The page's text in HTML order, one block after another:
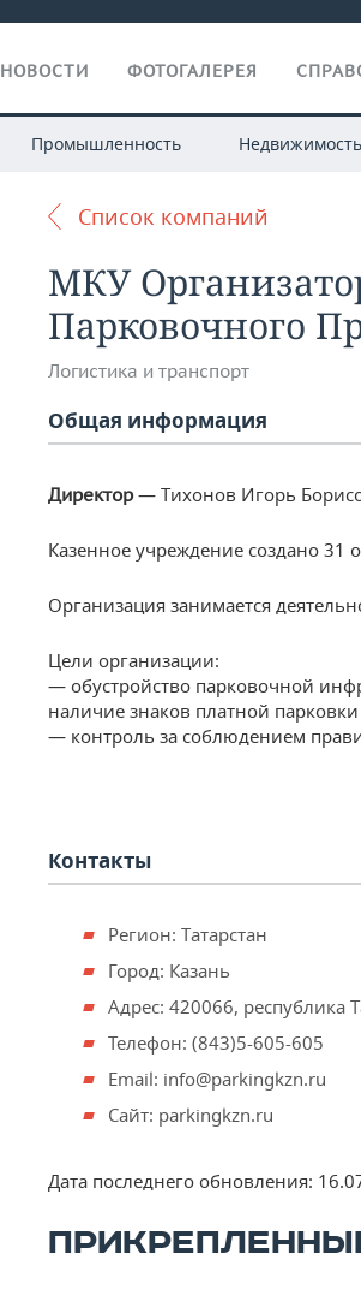
НОВОСТИ ФОТОГАЛЕРЕЯ
Промышленность Недвижимость
Список компаний
МКУ
Парковочного
Логистика и транспорт
Общая информация
Директор— Тихонов Игорь
Казенное учреждение создано 31
Организация занимается
Цели организации:
— обустройство парковочной
наличие знаков платной
— контроль за соблюдением
Контакты
Регион: Татарстан
Город: Казань
Адрес: 420066, республика
Телефон: (843)5-605-605
Email: info@parkingkzn.ru
Сайт: parkingkzn.ru
Дата последнего обновления: